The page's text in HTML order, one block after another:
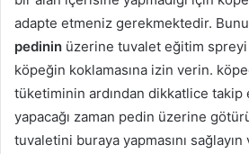
adapte etmeniz gerekmektedir.
pedinin üzerine tuvalet eğitim spreyi
köpeğin koklamasına izin verin.
tüketiminin ardından dikkatlice
yapacağı zaman pedin üzerine
tuvaletini buraya yapmasını